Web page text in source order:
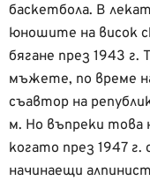
баскетбола. В
юношите на висок
бягане през 1943 г.
мъжете, по време
съавтор на
м. Но въпреки това
когато през 1947
начинаещи